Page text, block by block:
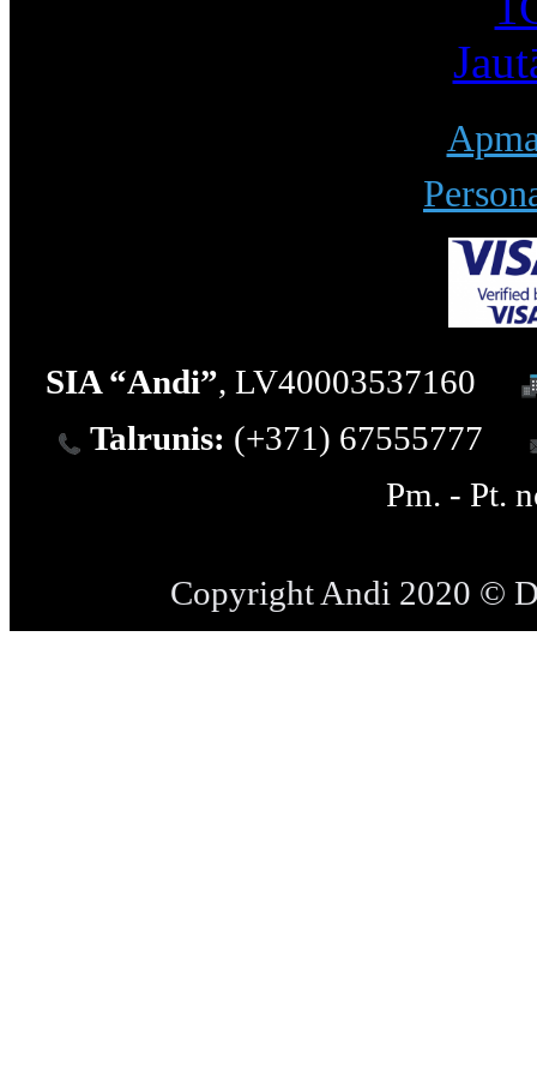
SIA “Andi”, LV40003537160
Talrunis: (+371) 67555777
Pm. - Pt.
Copyright Andi 2020 ©